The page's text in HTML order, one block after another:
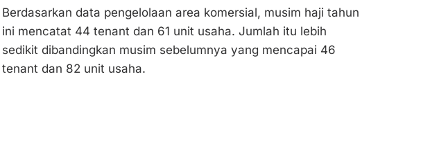
Berdasarkan data pengelolaan area komersial, musim haji tahun
ini mencatat 44 tenant dan 61 unit usaha. Jumlah itu lebih
sedikit dibandingkan musim sebelumnya yang mencapai 46
tenant dan 82 unit usaha.